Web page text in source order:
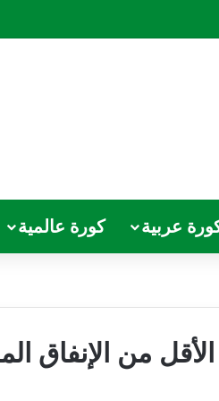
عربية كورة عالمية
من الإنفاق